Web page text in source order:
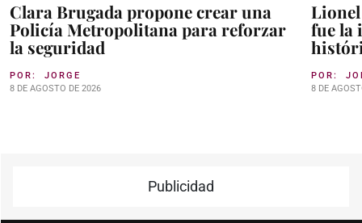
Clara Brugada propone crear una
Policía Metropolitana para reforzar
la seguridad
POR: JORGE
8 DE AGOSTO DE 2026
fue la
POR:
8 DE
Publicidad